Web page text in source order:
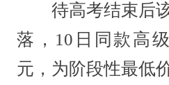
待高考结束后该
落，10日同款高
元，为阶段性最低